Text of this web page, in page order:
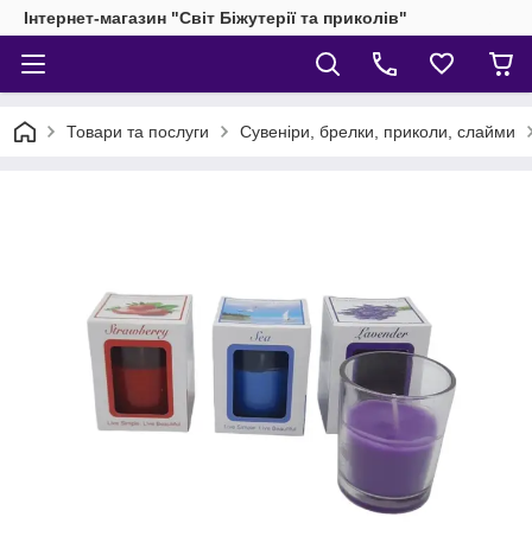
Інтернет-магазин "Світ Біжутерії та приколів"
Товари та послуги Сувеніри, брелки, приколи, слайми